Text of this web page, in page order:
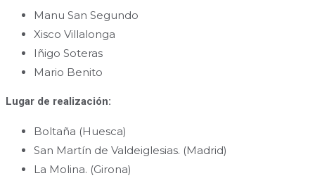
Manu San Segundo
Xisco Villalonga
Iñigo Soteras
Mario Benito
Lugar de realización:
Boltaña (Huesca)
San Martín de Valdeiglesias. (Madrid)
La Molina. (Girona)